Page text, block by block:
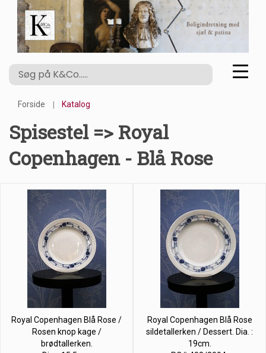
Forside Katalog
Spisestel => Royal
Copenhagen - Blå Rose
Royal Copenhagen Blå Rose /
Rosen knop kage /
brødtallerken.
Royal Copenhagen Blå Rose
sildetallerken / Dessert. Dia. :
19cm.